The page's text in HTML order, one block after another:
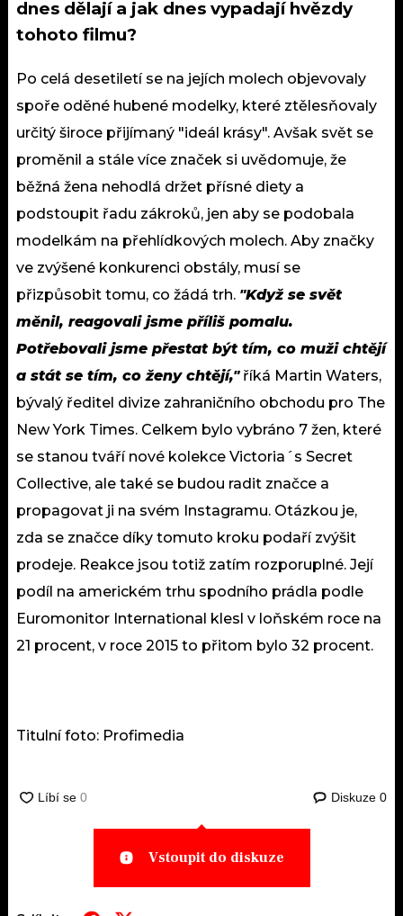
dnes dělají a jak dnes vypadají hvězdy
tohoto filmu?
Po celá desetiletí se na jejích molech objevovaly
spoře oděné hubené modelky, které ztělesňovaly
určitý široce přijímaný "ideál krásy". Avšak svět se
proměnil a stále více značek si uvědomuje, že
běžná žena nehodlá držet přísné diety a
podstoupit řadu zákroků, jen aby se podobala
modelkám na přehlídkových molech. Aby značky
ve zvýšené konkurenci obstály, musí se
přizpůsobit tomu, co žádá trh. "Když se svět
měnil, reagovali jsme příliš pomalu.
Potřebovali jsme přestat být tím, co muži chtějí
a stát se tím, co ženy chtějí,"říká Martin Waters,
bývalý ředitel divize zahraničního obchodu pro The
New York Times. Celkem bylo vybráno 7 žen, které
se stanou tváří nové kolekce Victoria´s Secret
Collective, ale také se budou radit značce a
propagovat ji na svém Instagramu. Otázkou je,
zda se značce díky tomuto kroku podaří zvýšit
prodeje. Reakce jsou totiž zatím rozporuplné. Její
podíl na americkém trhu spodního prádla podle
Euromonitor International klesl v loňském roce na
21 procent, v roce 2015 to přitom bylo 32 procent.
Titulní foto: Profimedia
Diskuze 0
Vstoupit do diskuze